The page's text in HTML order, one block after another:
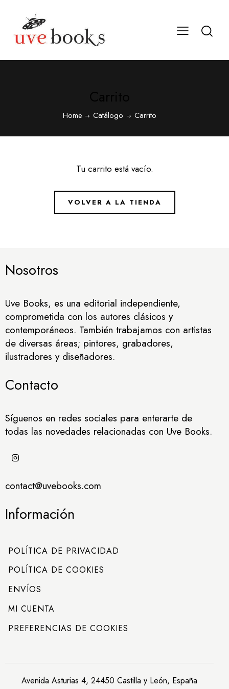
Home Catálogo Carrito
Tu carrito está vacío.
VOLVER A LA TIENDA
Nosotros
Uve Books, es una editorial independiente,
comprometida con los autores clásicos y
contemporáneos. También trabajamos con artistas
de diversas áreas; pintores, grabadores,
ilustradores y diseñadores.
Contacto
Síguenos en redes sociales para enterarte de
todas las novedades relacionadas con Uve Books.
contact@uvebooks.com
Información
POLÍTICA DE PRIVACIDAD
POLÍTICA DE COOKIES
ENVÍOS
MI CUENTA
PREFERENCIAS DE COOKIES
Avenida Asturias 4, 24450 Castilla y León, España